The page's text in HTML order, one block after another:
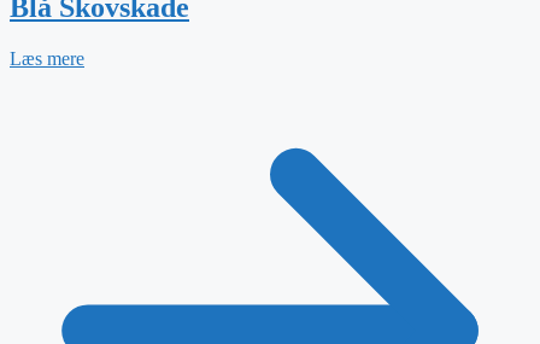
Blå Skovskade
Læs mere